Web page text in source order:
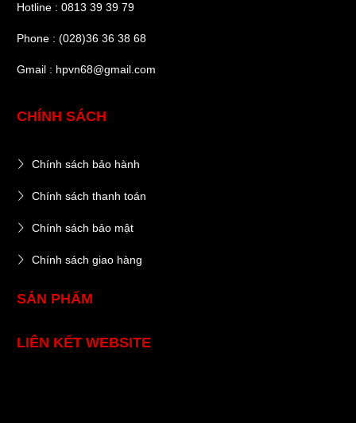
Hotline : 0813 39 39 79
Phone : (028)36 36 38 68
Gmail : hpvn68@gmail.com
CHÍNH SÁCH
Chính sách bảo hành
Chính sách thanh toán
Chính sách bảo mật
Chính sách giao hàng
SẢN PHẨM
LIÊN KẾT WEBSITE